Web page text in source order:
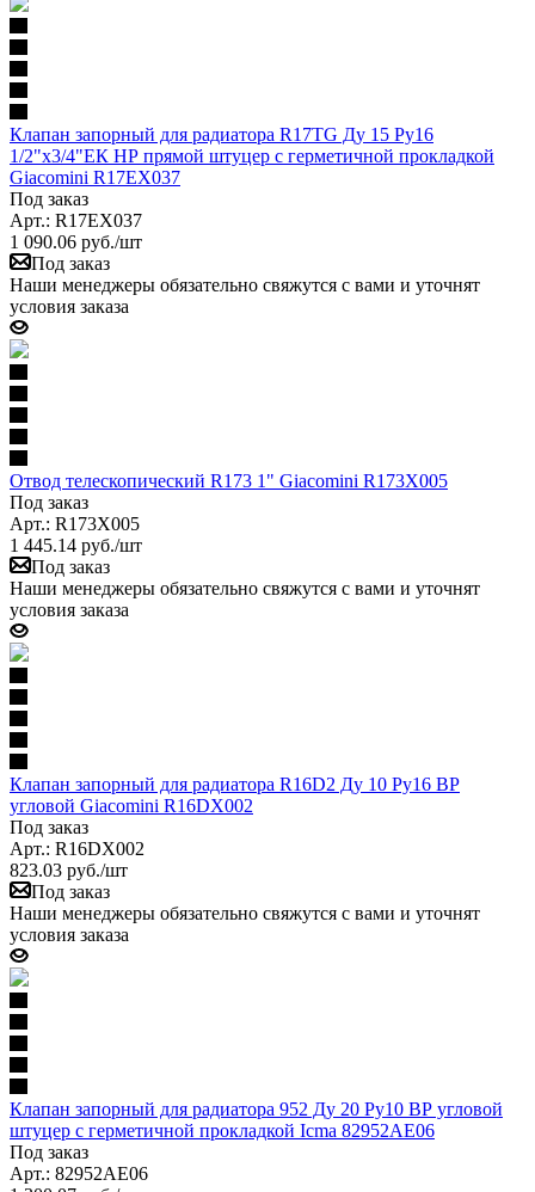
Клапан запорный для радиатора R17TG Ду 15 Ру16
1/2"x3/4"ЕК НР прямой штуцер с герметичной прокладкой
Giacomini R17EX037
Под заказ
Арт.: R17EX037
1 090.06 руб./шт
Под заказ
Наши менеджеры обязательно свяжутся с вами и уточнят
условия заказа
Отвод телескопический R173 1" Giacomini R173X005
Под заказ
Арт.: R173X005
1 445.14 руб./шт
Под заказ
Наши менеджеры обязательно свяжутся с вами и уточнят
условия заказа
Клапан запорный для радиатора R16D2 Ду 10 Ру16 ВР
угловой Giacomini R16DX002
Под заказ
Арт.: R16DX002
823.03 руб./шт
Под заказ
Наши менеджеры обязательно свяжутся с вами и уточнят
условия заказа
Клапан запорный для радиатора 952 Ду 20 Ру10 ВР угловой
штуцер с герметичной прокладкой Icma 82952AE06
Под заказ
Арт.: 82952AE06